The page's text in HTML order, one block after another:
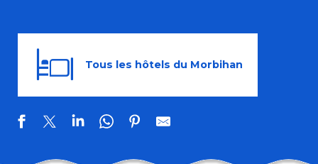
Tous les hôtels du Morbihan